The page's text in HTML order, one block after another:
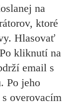
na
ktoré
Hlasovať
kliknutí na
email s
Po jeho
overovacím